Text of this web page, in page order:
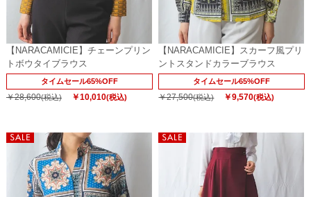
【NARACAMICIE】チェーンプリン
トボウタイブラウス
タイムセール65%OFF
￥28,600(税込) ￥10,010(税込)
【NARACAMICIE】スカーフ風プリ
ントスタンドカラーブラウス
タイムセール65%OFF
￥27,500(税込) ￥9,570(税込)